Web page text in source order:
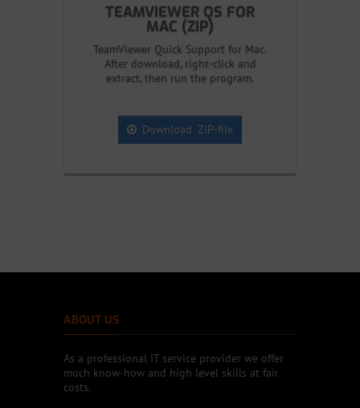
TEAMVIEWER QS FOR
MAC (ZIP)
TeamViewer Quick Support for Mac.
After download, right-click and
extract, then run the program.
Download ZIP-file
ABOUT US
As a professional IT service provider we offer
much know-how and high level skills at fair
costs.